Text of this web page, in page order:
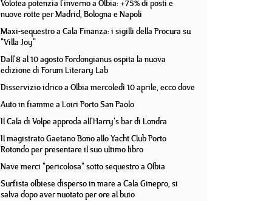
Volotea potenzia l'inverno a Olbia: +75% di posti e
nuove rotte per Madrid, Bologna e Napoli
Maxi-sequestro a Cala Finanza: i sigilli della Procura su
"Villa Joy"
Dall'8 al 10 agosto Fordongianus ospita la nuova
edizione di Forum Literary Lab
Disservizio idrico a Olbia mercoledì 10 aprile, ecco dove
Auto in fiamme a Loiri Porto San Paolo
Il Cala di Volpe approda all'Harry's bar di Londra
Il magistrato Gaetano Bono allo Yacht Club Porto
Rotondo per presentare il suo ultimo libro
Nave merci "pericolosa" sotto sequestro a Olbia
Surfista olbiese disperso in mare a Cala Ginepro, si
salva dopo aver nuotato per ore al buio